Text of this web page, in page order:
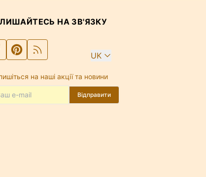
НА ЗВ'ЯЗКУ
UK
на наші акції та новини
Відправити